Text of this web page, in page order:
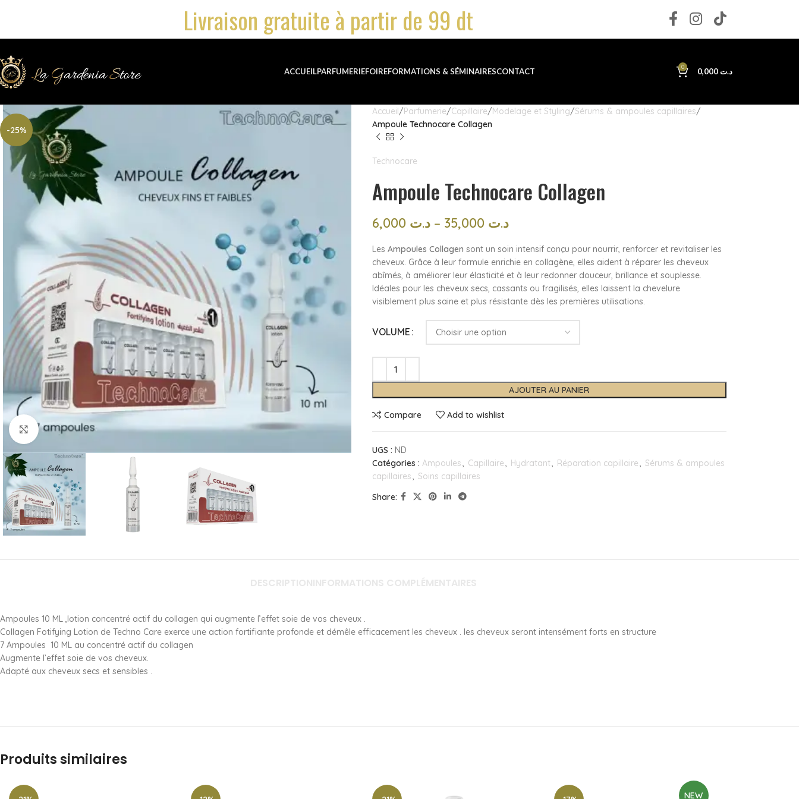
Livraison gratuite à partir de 99 dt
ACCUEILPARFUMERIEFOIREFORMATIONS & SÉMINAIRESCONTACT 0 د.ت
-25%
Click to enlarge
Accueil Parfumerie Capillaire Modelage et Styling Sérums & ampoules capillaires
Ampoule Technocare Collagen
Technocare
Ampoule Technocare Collagen
د.ت 6,000 – د.ت 35,000
Les Ampoules Collagen sont un soin intensif conçu pour nourrir, renforcer et revitaliser les
cheveux. Grâce à leur formule enrichie en collagène, elles aident à réparer les cheveux
abîmés, à améliorer leur élasticité et à leur redonner douceur, brillance et souplesse.
Idéales pour les cheveux secs, cassants ou fragilisés, elles laissent la chevelure
visiblement plus saine et plus résistante dès les premières utilisations.
VOLUME
AJOUTER AU PANIER
Compare Add to wishlist
UGS : ND
Catégories : Ampoules, Capillaire, Hydratant, Réparation capillaire, Sérums & ampoules
capillaires, Soins capillaires
Share:
Ampoules 10 ML ,lotion concentré actif du collagen qui augmente l’effet soie de vos cheveux .
Collagen Fotifying Lotion de Techno Care exerce une action fortifiante profonde et démêle efficacement les cheveux . les cheveux seront intensément forts en structure
7 Ampoules 10 ML au concentré actif du collagen
Augmente l’effet soie de vos cheveux.
Adapté aux cheveux secs et sensibles .
Produits similaires
NEW